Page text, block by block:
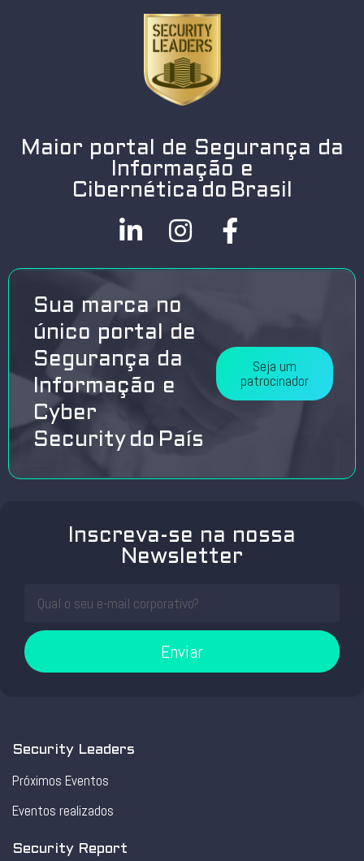
Maior portal de Segurança da
Informação e
Cibernética do Brasil
Sua marca no
único portal de
Segurança da
Informação e
Cyber
Security do País
Seja um
patrocinador
Inscreva-se na nossa
Newsletter
Enviar
Security Leaders
Próximos Eventos
Eventos realizados
Security Report